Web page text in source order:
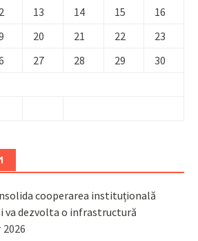
13 14 15
16
20 21 22
23
27 28 29
30
cooperarea instituțională
dezvolta o infrastructură
2026